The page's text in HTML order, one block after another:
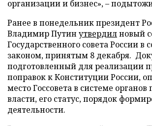
организации и бизнес», –
Ранее в понедельник президент
Владимир Путин утвердилновый
Государственного совета России в
законом, принятым 8 декабря.
подготовленный для реализации
поправок к Конституции России,
место Госсовета в системе
власти, его статус, порядок
деятельности.